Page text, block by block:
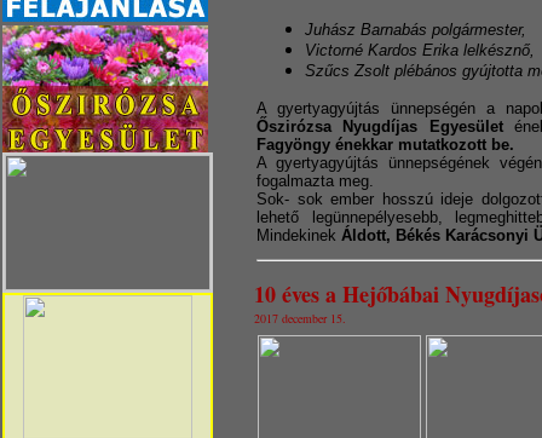
Juhász Barnabás polgármester,
Victorné Kardos Erika lelkésznő,
Szűcs Zsolt plébános gyújtotta
A gyertyagyújtás ünnepségén a
Őszirózsa Nyugdíjas Egyesület
Fagyöngy énekkar mutatkozott be.
A gyertyagyújtás ünnepségének
fogalmazta meg.
Sok- sok ember hosszú ideje
lehető legünnepélyesebb,
Mindekinek Áldott, Békés Karácsonyi
10 éves a Hejőbábai
2017 december 15.